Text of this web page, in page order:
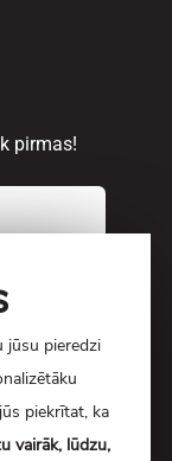
jūsu pieredzi
piekrītat, ka
vairāk, lūdzu,
pirmas!